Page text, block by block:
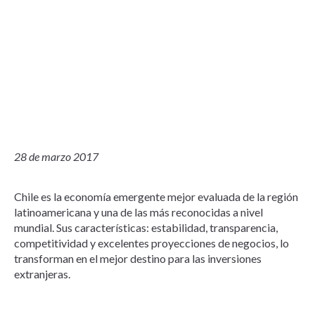
28 de marzo 2017
Chile es la economía emergente mejor evaluada de la región
latinoamericana y una de las más reconocidas a nivel
mundial. Sus características: estabilidad, transparencia,
competitividad y excelentes proyecciones de negocios, lo
transforman en el mejor destino para las inversiones
extranjeras.